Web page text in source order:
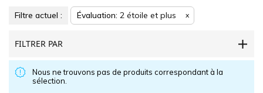
Filtre actuel : Évaluation 2 étoile et plus x
FILTRER PAR
Nous ne trouvons pas de produits correspondant à la
sélection.